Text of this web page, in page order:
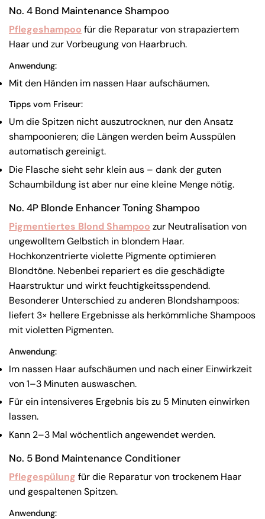
No. 4 Bond Maintenance Shampoo
Pflegeshampoo für die Reparatur von strapaziertem
Haar und zur Vorbeugung von Haarbruch.
Anwendung:
Mit den Händen im nassen Haar aufschäumen.
Tipps vom Friseur:
Um die Spitzen nicht auszutrocknen, nur den Ansatz
shampoonieren; die Längen werden beim Ausspülen
automatisch gereinigt.
Die Flasche sieht sehr klein aus – dank der guten
Schaumbildung ist aber nur eine kleine Menge nötig.
No. 4P Blonde Enhancer Toning Shampoo
Pigmentiertes Blond Shampoo zur Neutralisation von
ungewolltem Gelbstich in blondem Haar.
Hochkonzentrierte violette Pigmente optimieren
Blondtöne. Nebenbei repariert es die geschädigte
Haarstruktur und wirkt feuchtigkeitsspendend.
Besonderer Unterschied zu anderen Blondshampoos:
liefert 3× hellere Ergebnisse als herkömmliche Shampoos
mit violetten Pigmenten.
Anwendung:
Im nassen Haar aufschäumen und nach einer Einwirkzeit
von 1–3 Minuten auswaschen.
Für ein intensiveres Ergebnis bis zu 5 Minuten einwirken
lassen.
Kann 2–3 Mal wöchentlich angewendet werden.
No. 5 Bond Maintenance Conditioner
Pflegespülung für die Reparatur von trockenem Haar
und gespaltenen Spitzen.
Anwendung: